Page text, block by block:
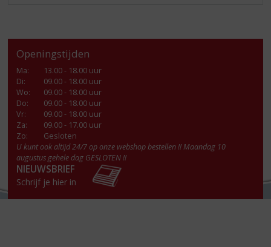
Openingstijden
Ma:
13.00 - 18.00 uur
Di:
09.00 - 18.00 uur
Wo:
09.00 - 18.00 uur
Do:
09.00 - 18.00 uur
Vr:
09.00 - 18.00 uur
Za:
09.00 - 17.00 uur
Zo:
Gesloten
U kunt ook altijd 24/7 op onze webshop bestellen !! Maandag 10
augustus gehele dag GESLOTEN !!
NIEUWSBRIEF
Schrijf je hier in